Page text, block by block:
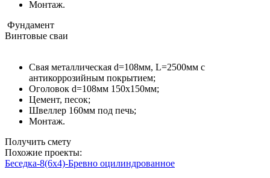
Монтаж.
Фундамент
Винтовые сваи
Свая металлическая d=108мм, L=2500мм с
антикоррозийным покрытием;
Оголовок d=108мм 150x150мм;
Цемент, песок;
Швеллер 160мм под печь;
Монтаж.
Получить смету
Похожие проекты:
Беседка-8(6x4)-Бревно оцилиндрованное